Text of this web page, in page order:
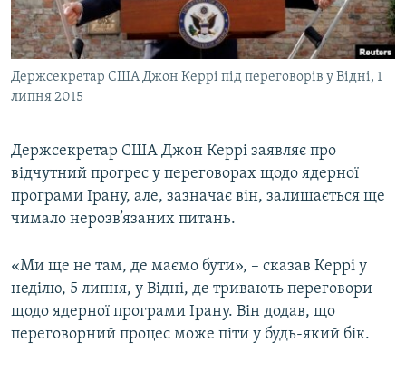
ВІДЕОУРОКИ «ELIFBE»
СВІДЧЕННЯ ОКУПАЦІЇ
УКРАЇНСЬКА ПРОБЛЕМА КРИМУ
Русский
Qırımtatar
Усі сайти RFE/RL
Держсекретар США Джон Керрі під переговорів у Відні, 1
липня 2015
Держсекретар США Джон Керрі заявляє про
відчутний прогрес у переговорах щодо ядерної
програми Ірану, але, зазначає він, залишається ще
чимало нерозв’язаних питань.
«Ми ще не там, де маємо бути», – сказав Керрі у
неділю, 5 липня, у Відні, де тривають переговори
щодо ядерної програми Ірану. Він додав, що
переговорний процес може піти у будь-який бік.